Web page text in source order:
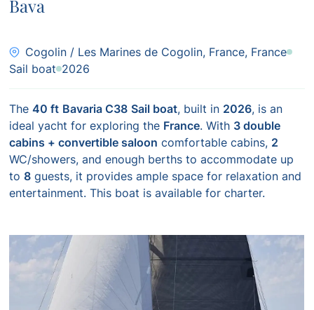
Bava
Cogolin / Les Marines de Cogolin, France, France
Sail boat 2026
The40 ft Bavaria C38 Sail boat, built in 2026, is an
ideal yacht for exploring the France. With 3 double
cabins + convertible saloon comfortable cabins, 2
WC/showers, and enough berths to accommodate up
to8 guests, it provides ample space for relaxation and
entertainment. This boat is available for charter.